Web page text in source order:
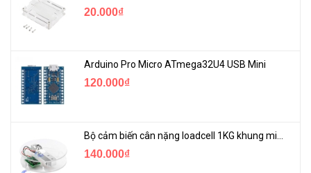
20.000₫
Arduino Pro Micro ATmega32U4 USB Mini
120.000₫
140.000₫